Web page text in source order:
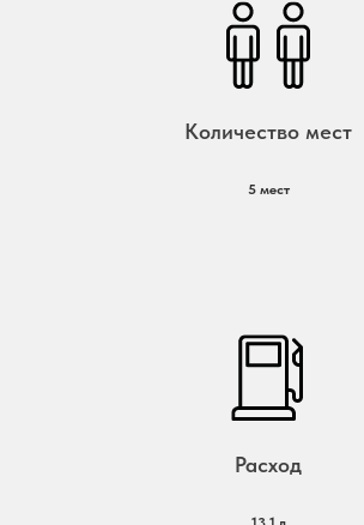
Количество мест
5 мест
Расход